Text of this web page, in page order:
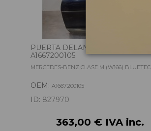
PUERTA DELANTERA IZQUIERDA
A1667200105
MERCEDES-BENZ CLASE M (W166) BLUETEC
OEM: A1667200105
ID: 827970
363,00 € IVA inc.